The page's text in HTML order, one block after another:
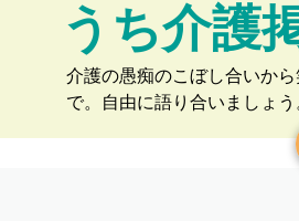
うち介護
介護の愚痴のこぼし合いか
で。自由に語り合いましょう